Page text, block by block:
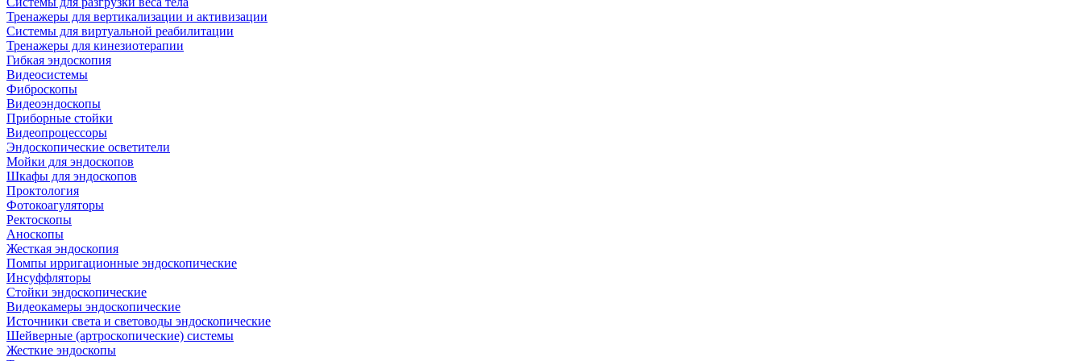
Тренажеры для вертикализации и активизации
Системы для виртуальной реабилитации
Тренажеры для кинезиотерапии
Гибкая эндоскопия
Видеосистемы
Фиброскопы
Видеоэндоскопы
Приборные стойки
Видеопроцессоры
Эндоскопические осветители
Мойки для эндоскопов
Шкафы для эндоскопов
Проктология
Фотокоагуляторы
Ректоскопы
Аноскопы
Жесткая эндоскопия
Помпы ирригационные эндоскопические
Инсуффляторы
Стойки эндоскопические
Видеокамеры эндоскопические
Источники света и световоды эндоскопические
Шейверные (артроскопические) системы
Жесткие эндоскопы